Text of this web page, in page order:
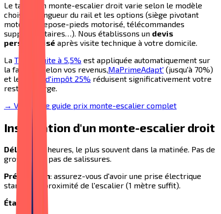
Le tarif d'un monte-escalier droit varie selon le modèle
choisi, la longueur du rail et les options (siège pivotant
motorisé, repose-pieds motorisé, télécommandes
supplémentaires…). Nous établissons un devis
personnalisé après visite technique à votre domicile.
La TVA réduite à 5,5% est appliquée automatiquement sur
la facture. Selon vos revenus,MaPrimeAdapt' (jusqu'à 70%)
et le
crédit d'impôt 25% réduisent significativement votre
reste à charge.
→ Voir notre guide prix monte-escalier complet
Installation d'un monte-escalier droit
Délai
: 3 à 5 heures, le plus souvent dans la matinée. Pas de
gros œuvre, pas de salissures.
Préparation: assurez-vous d'avoir une prise électrique
standard à proximité de l'escalier (1 mètre suffit).
Étapes